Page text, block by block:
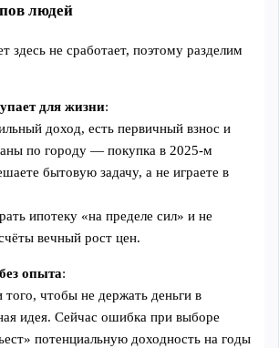
людей
здесь не сработает, поэтому разделим
для жизни:
доход, есть первичный взнос и
по городу — покупка в 2025‑м
бытовую задачу, а не играете в
ипотеку «на пределе сил» и не
вечный рост цен.
опыта:
чтобы не держать деньги в
идея. Сейчас ошибка при выборе
потенциальную доходность на годы